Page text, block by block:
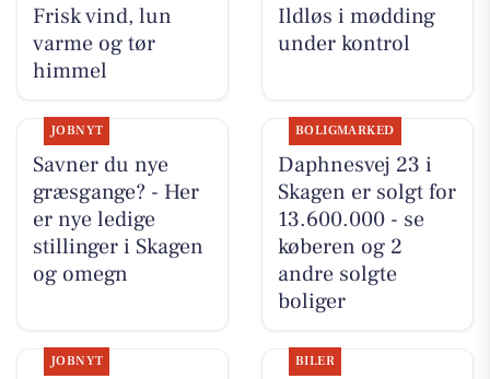
Frisk vind, lun
varme og tør
himmel
Ildløs i mødding
under kontrol
JOBNYT
Savner du nye
græsgange? - Her
er nye ledige
stillinger i Skagen
og omegn
BOLIGMARKED
Daphnesvej 23 i
Skagen er solgt for
13.600.000 - se
køberen og 2
andre solgte
boliger
JOBNYT BILER